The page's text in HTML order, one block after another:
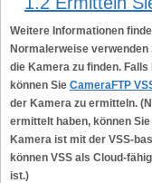
Weitere Informationen
Normalerweise
die Kamera zu finden.
können Sie CameraFTP
der Kamera zu ermitteln.
ermittelt haben, können
Kamera ist mit der VSS-
können VSS als Cloud-
ist.)